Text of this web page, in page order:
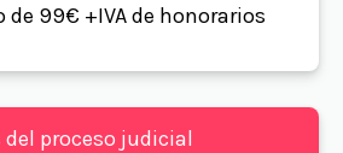
99€ +IVA de honorarios
del proceso judicial